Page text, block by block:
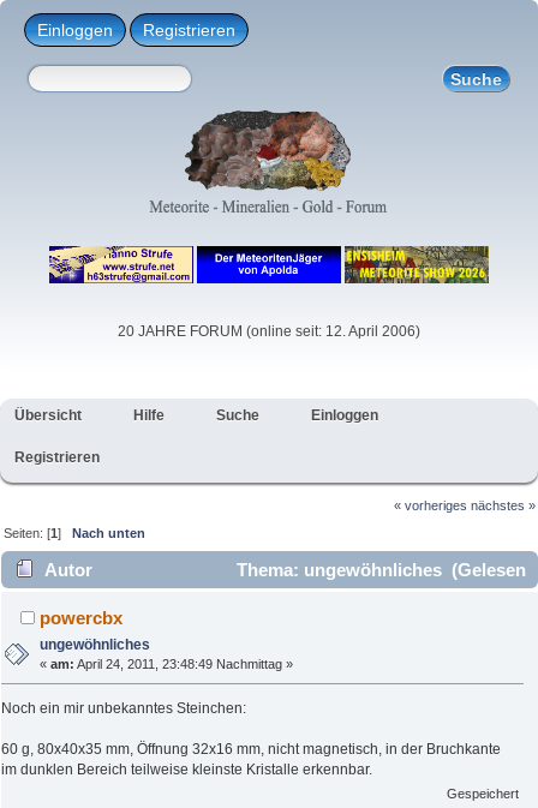
Einloggen Registrieren
20 JAHRE FORUM (online seit: 12. April 2006)
Übersicht Hilfe Suche Einloggen
Registrieren
« vorheriges nächstes »
Seiten: [1]Nach unten
Autor
Thema: ungewöhnliches (Gelesen
3513 mal)
powercbx
ungewöhnliches
«am: April 24, 2011, 23:48:49 Nachmittag »
Noch ein mir unbekanntes Steinchen:
60 g, 80x40x35 mm, Öffnung 32x16 mm, nicht magnetisch, in der Bruchkante
im dunklen Bereich teilweise kleinste Kristalle erkennbar.
Gespeichert